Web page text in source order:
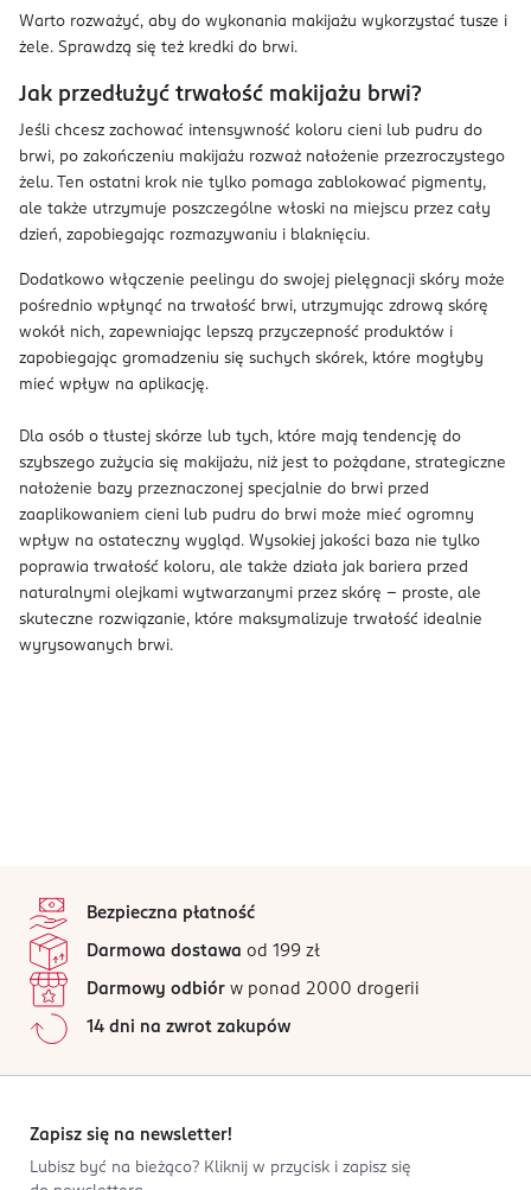
Warto rozważyć, aby do wykonania makijażu wykorzystać tusze i
żele. Sprawdzą się też kredki do brwi.
Jak przedłużyć trwałość makijażu brwi?
Jeśli chcesz zachować intensywność koloru cieni lub pudru do
brwi, po zakończeniu makijażu rozważ nałożenie przezroczystego
żelu. Ten ostatni krok nie tylko pomaga zablokować pigmenty,
ale także utrzymuje poszczególne włoski na miejscu przez cały
dzień, zapobiegając rozmazywaniu i blaknięciu.
Dodatkowo włączenie peelingu do swojej pielęgnacji skóry może
pośrednio wpłynąć na trwałość brwi, utrzymując zdrową skórę
wokół nich, zapewniając lepszą przyczepność produktów i
zapobiegając gromadzeniu się suchych skórek, które mogłyby
mieć wpływ na aplikację.
Dla osób o tłustej skórze lub tych, które mają tendencję do
szybszego zużycia się makijażu, niż jest to pożądane, strategiczne
nałożenie bazy przeznaczonej specjalnie do brwi przed
zaaplikowaniem cieni lub pudru do brwi może mieć ogromny
wpływ na ostateczny wygląd. Wysokiej jakości baza nie tylko
poprawia trwałość koloru, ale także działa jak bariera przed
naturalnymi olejkami wytwarzanymi przez skórę – proste, ale
skuteczne rozwiązanie, które maksymalizuje trwałość idealnie
wyrysowanych brwi.
Bezpieczna płatność
Darmowa dostawa od 199 zł
Darmowy odbiór w ponad 2000 drogerii
14 dni na zwrot zakupów
Zapisz się na newsletter!
Lubisz być na bieżąco? Kliknij w przycisk i zapisz się